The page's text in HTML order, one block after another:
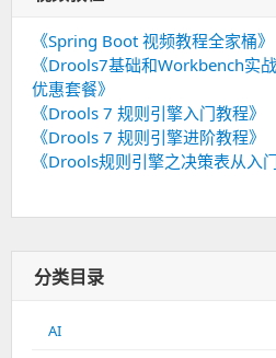
《Spring Boot 视频教程全家桶》
《Drools7基础和Workbench实战
优惠套餐》
《Drools 7 规则引擎入门教程》
《Drools 7 规则引擎进阶教程》
《Drools规则引擎之决策表从入
分类目录
AI